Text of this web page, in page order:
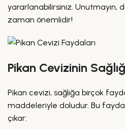
yararlanabilirsiniz. Unutmayın,
zaman önemlidir!
Pikan Cevizinin
Pikan cevizi, sağlığa birçok
maddeleriyle doludur. Bu
çıkar: